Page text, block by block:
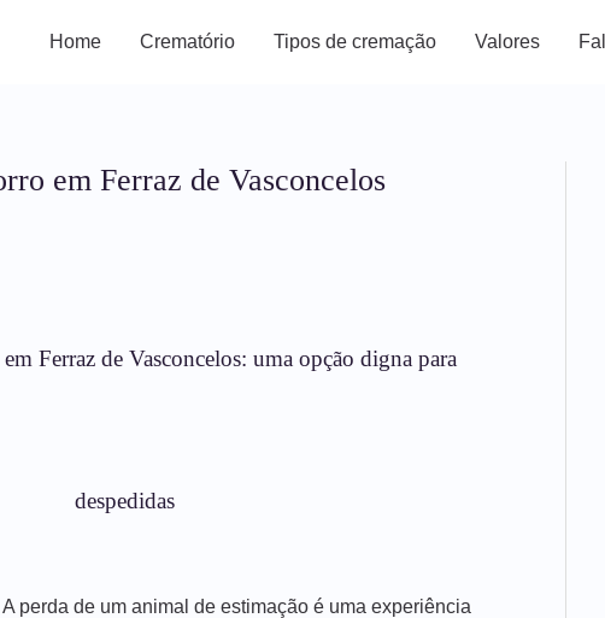
Home Crematório Tipos de cremação Valores
em Ferraz de Vasconcelos
Ferraz de Vasconcelos: uma opção digna para
despedidas
A perda de um animal de estimação é uma experiência